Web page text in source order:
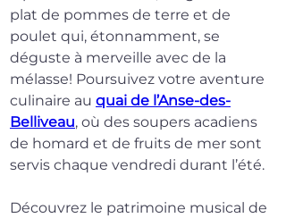
plat de pommes de terre et de
poulet qui, étonnamment, se
déguste à merveille avec de la
mélasse! Poursuivez votre aventure
culinaire au quai de l’Anse-des-
Belliveau, où des soupers acadiens
de homard et de fruits de mer sont
servis chaque vendredi durant l’été.
Découvrez le patrimoine musical de